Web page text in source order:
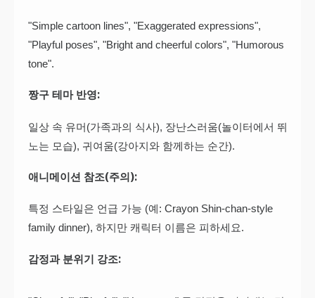
"Simple cartoon lines", "Exaggerated expressions",
"Playful poses", "Bright and cheerful colors", "Humorous
tone".
짱구 테마 반영:
일상 속 유머(가족과의 식사), 장난스러움(놀이터에서 뛰
노는 모습), 귀여움(강아지와 함께하는 순간).
애니메이션 참조(주의):
특정 스타일은 언급 가능 (예: Crayon Shin-chan-style
family dinner), 하지만 캐릭터 이름은 피하세요.
감정과 분위기 강조: